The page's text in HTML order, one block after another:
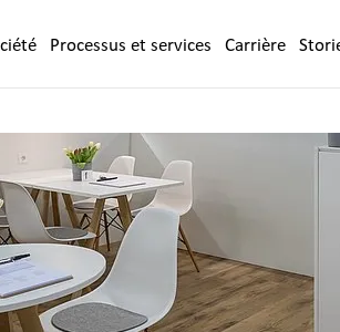
Processus et services Carrière